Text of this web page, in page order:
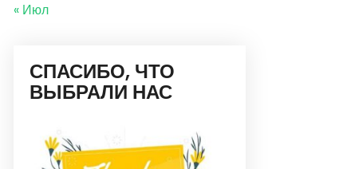
« Июл
СПАСИБО, ЧТО
ВЫБРАЛИ НАС